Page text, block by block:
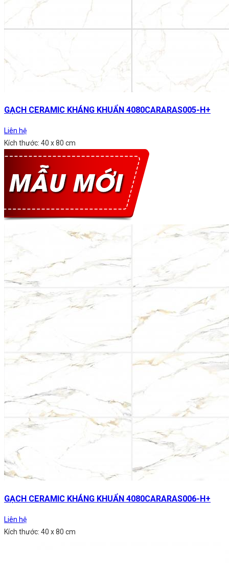
GẠCH CERAMIC KHÁNG KHUẨN 4080CARARAS005-H+
Liên hệ
Kích thước: 40 x 80 cm
GẠCH CERAMIC KHÁNG KHUẨN 4080CARARAS006-H+
Liên hệ
Kích thước: 40 x 80 cm